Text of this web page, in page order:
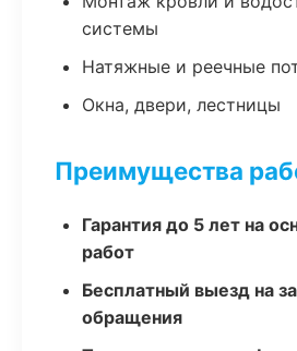
системы
Натяжные и реечные
Окна, двери, лестницы
Преимущества
Гарантия до 5 лет на
работ
Бесплатный выезд на
обращения